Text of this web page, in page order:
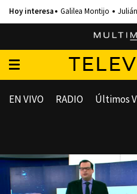
Galilea Montijo
EN VIVO RADIO Últimos